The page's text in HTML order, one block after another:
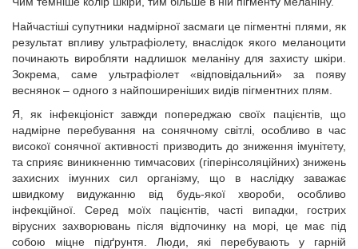
Найчастіші супутники надмірної засмаги це пігментні плями, як
результат впливу ультрафіолету, внаслідок якого меланоцити
починають виробляти надлишок меланіну для захисту шкіри.
Зокрема, саме ультрафіолет «відповідальний» за появу
веснянок – одного з найпоширеніших видів пігментних плям.
Я, як інфекціоніст завжди попереджаю своїх пацієнтів, що
надмірне перебування на сонячному світлі, особливо в час
високої сонячної активності призводить до зниження імунітету,
та сприяє виникненню тимчасових (гіперінсоляційних) знижень
захисних імунних сил організму, що в наслідку заважає
швидкому видужанню від будь-якої хвороби, особливо
інфекційної. Серед моїх пацієнтів, часті випадки, гострих
вірусних захворювань після відпочинку на морі, це має під
собою міцне підґрунтя. Люди, які перебувають у гарній